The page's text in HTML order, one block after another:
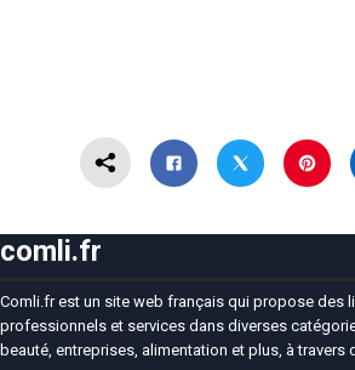
comli.fr
Comli.fr est un site web français qui propose des
professionnels et services dans diverses
beauté, entreprises, alimentation et plus, à travers